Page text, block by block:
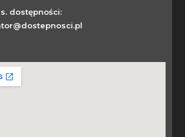
dostępności: